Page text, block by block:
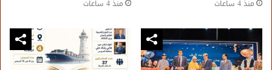
منذ 4 ساعات منذ 4 ساعات